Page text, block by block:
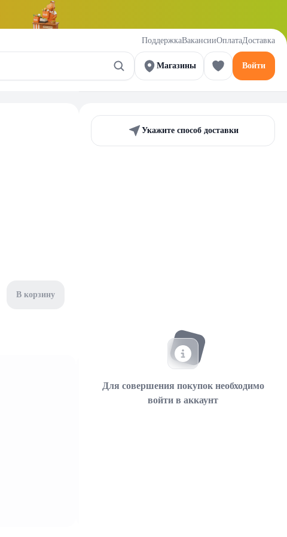
ПоддержкаВакансииОплатаДоставка
Магазины Войти
В корзину
Укажите способ доставки
Для совершения покупок необходимо
войти в аккаунт